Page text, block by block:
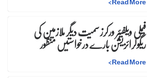
فیملی ویلفیئر ورکرز سمیت دیگر ملازمین کی
ریگولرائزیشن بارے درخواستیں منظور
Read More
>